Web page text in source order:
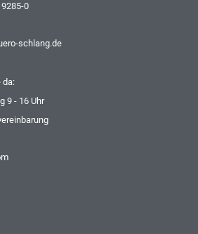
0
schlang.de
da:
9 - 16 Uhr